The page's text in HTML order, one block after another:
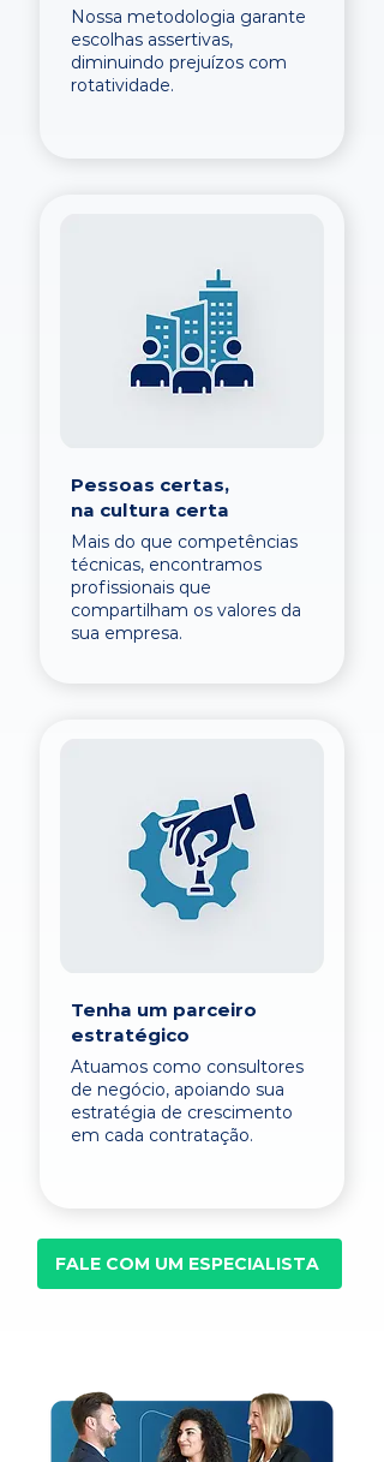
Nossa metodologia garante
escolhas assertivas,
diminuindo prejuízos com
rotatividade.
Pessoas certas,
na cultura certa
Mais do que competências
técnicas, encontramos
profissionais que
compartilham os valores da
sua empresa.
Tenha um parceiro
estratégico
Atuamos como consultores
de negócio, apoiando sua
estratégia de crescimento
em cada contratação.
FALE COM UM ESPECIALISTA